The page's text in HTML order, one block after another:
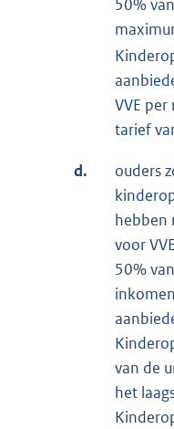
50%
VVE
tarief
d.
ouders
hebben
voor
50%
van de
het